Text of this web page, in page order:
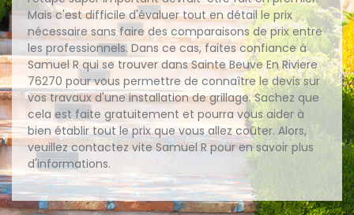
Mais c'est difficile d'évaluer tout en détail le prix
nécessaire sans faire des comparaisons de prix entre
les professionnels. Dans ce cas, faites confiance à
Samuel R qui se trouver dans Sainte Beuve En Riviere
76270 pour vous permettre de connaître le devis sur
vos travaux d'une installation de grillage. Sachez que
cela est faite gratuitement et pourra vous aider à
bien établir tout le prix que vous allez coûter. Alors,
veuillez contactez vite Samuel R pour en savoir plus
d'informations.